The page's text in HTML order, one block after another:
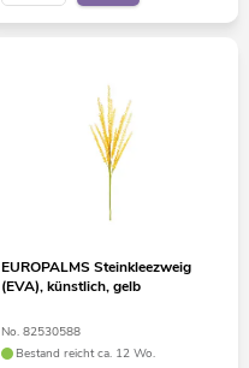
EUROPALMS Steinkleezweig
(EVA), künstlich, gelb
No. 82530588
Bestand reicht ca. 12 Wo.